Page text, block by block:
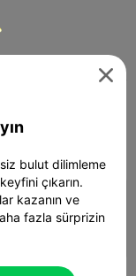
infill

bulut dilimleme
çıkarın.
kazanın ve
fazla sürprizin